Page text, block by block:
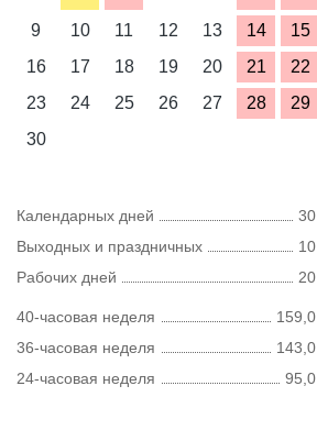
9
10 11 12 13 14
15
16
17 18 19 20 21
22
23
24 25 26 27 28
29
30
Календарных дней
30
Выходных и праздничных
10
Рабочих дней
20
40-часовая неделя
159,0
36-часовая неделя
143,0
24-часовая неделя
95,0